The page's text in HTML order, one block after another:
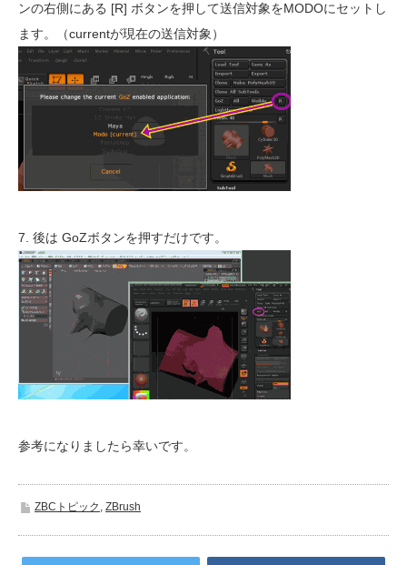
ンの右側にある [R] ボタンを押して送信対象をMODOにセットし
ます。（currentが現在の送信対象）
7. 後は GoZボタンを押すだけです。
参考になりましたら幸いです。
ZBCトピック , ZBrush